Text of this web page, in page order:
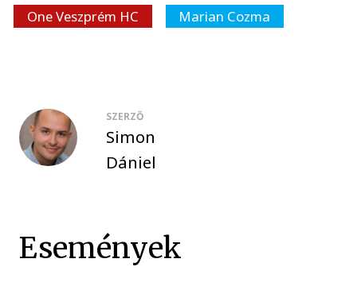
One Veszprém HC
Marian Cozma
SZERZŐ
Simon
Dániel
Események